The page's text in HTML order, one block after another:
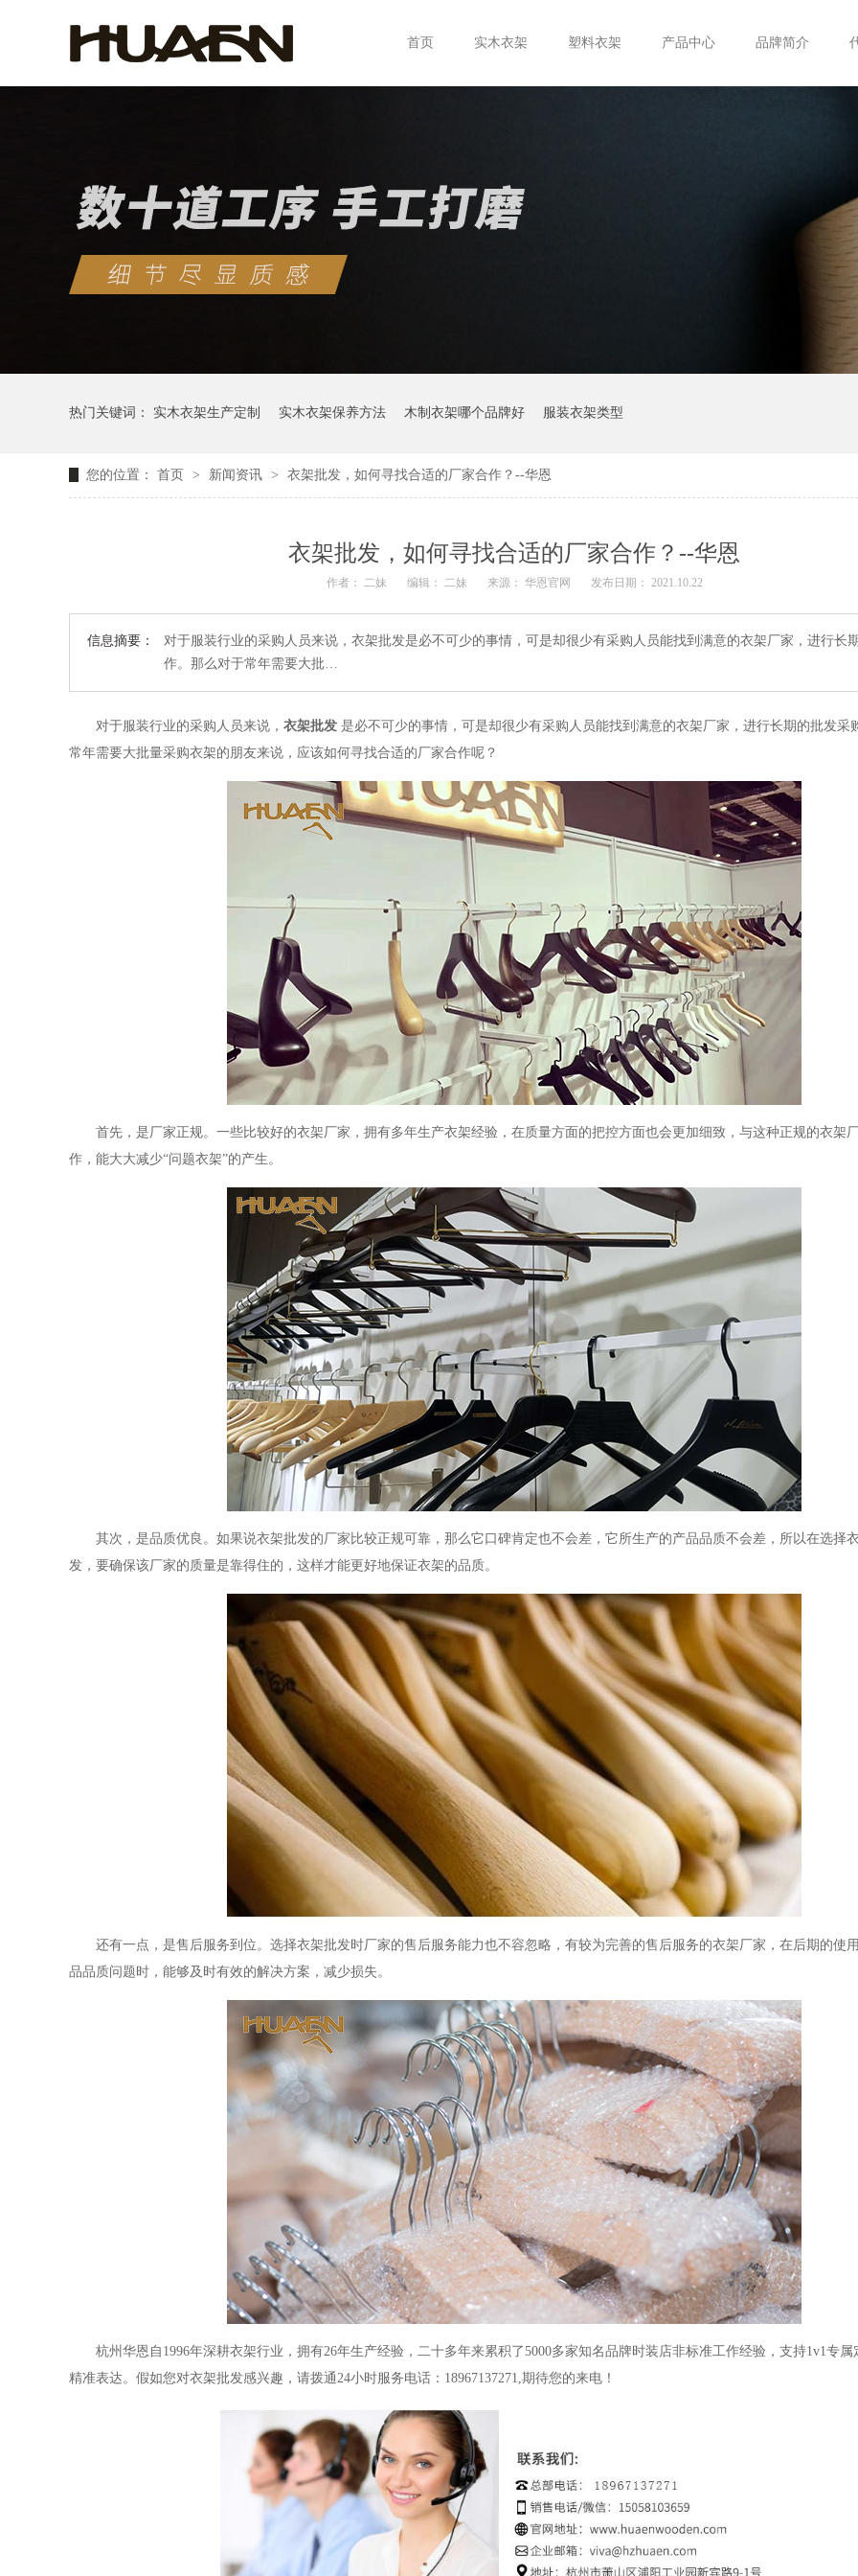
首页 实木衣架 塑料衣架 产品中心 品牌简介
热门关键词： 实木衣架生产定制 实木衣架保养方法 木制衣架哪个品牌好 服装衣架类型
您的位置： 首页 > 新闻资讯 > 衣架批发，如何寻找合适的厂家合作？--华恩
衣架批发，如何寻找合适的厂家合作？--华恩
作者： 二妹 编辑： 二妹 来源： 华恩官网 发布日期： 2021.10.22
信息摘要：
对于服装行业的采购人员来说，衣架批发是必不可少的事情，可是却很少有采购人员能找到满意的衣架厂家，进行长
作。那么对于常年需要大批…
对于服装行业的采购人员来说， 衣架批发 是必不可少的事情，可是却很少有采购人员能找到满意的衣架厂家，进行长期的批发采
常年需要大批量采购衣架的朋友来说，应该如何寻找合适的厂家合作呢？
首先，是厂家正规。一些比较好的衣架厂家，拥有多年生产衣架经验，在质量方面的把控方面也会更加细致，与这种正规的衣架
作，能大大减少“问题衣架”的产生。
其次，是品质优良。如果说衣架批发的厂家比较正规可靠，那么它口碑肯定也不会差，它所生产的产品品质不会差，所以在选择
发，要确保该厂家的质量是靠得住的，这样才能更好地保证衣架的品质。
还有一点，是售后服务到位。选择衣架批发时厂家的售后服务能力也不容忽略，有较为完善的售后服务的衣架厂家，在后期的使
品品质问题时，能够及时有效的解决方案，减少损失。
杭州华恩自 1996年深耕衣架行业，拥有26年生产经验，二十多年来累积了5000多家知名品牌时装店非标准工作经验，支持1v1专属
精准表达。假如您对衣架批发感兴趣，请拨通24小时服务电话：18967137271,期待您的来电！